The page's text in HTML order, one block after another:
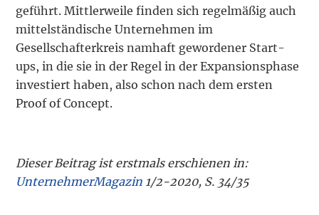
geführt. Mittlerweile finden sich regelmäßig auch
mittelständische Unternehmen im
Gesellschafterkreis namhaft gewordener Start-
ups, in die sie in der Regel in der Expansionsphase
investiert haben, also schon nach dem ersten
Proof of Concept.
Dieser Beitrag ist erstmals erschienen in:
UnternehmerMagazin 1/2-2020, S. 34/35